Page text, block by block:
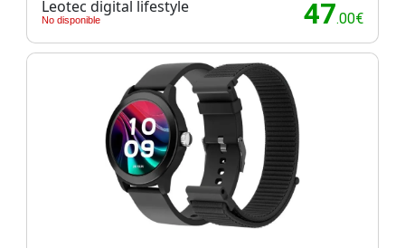
Leotec digital lifestyle
No disponible 47.00€